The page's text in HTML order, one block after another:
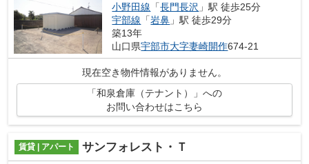
小野田線 「長門長沢 」駅 徒歩25分
宇部線 「岩鼻 」駅 徒歩29分
築13年
山口県宇部市大字妻崎開作674-21
現在空き物件情報がありません。
「和泉倉庫（テナント）」への
お問い合わせはこちら
賃貸 | アパート サンフォレスト・Ｔ